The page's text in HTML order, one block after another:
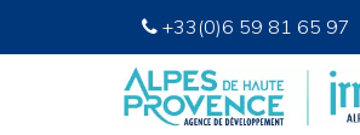
+33(0)6 59 81 65 97